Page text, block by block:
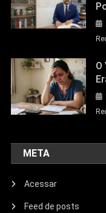
O
META
Acessar
Feed de posts